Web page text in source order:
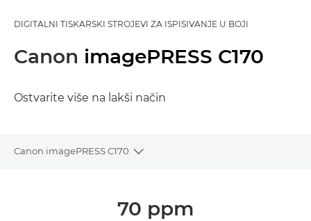
DIGITALNI TISKARSKI STROJEVI ZA ISPISIVANJE U BOJI
Canon imagePRESS C170
Ostvarite više na lakši način
Canon imagePRESS C170
Toggle breadcrumbs
70 ppm